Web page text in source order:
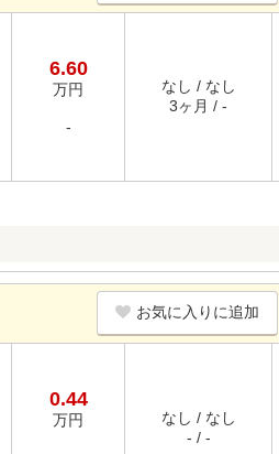
6.60
万円
-
なし / なし
3ヶ月 / -
お気に入りに追加
0.44
万円
なし / なし
- / -